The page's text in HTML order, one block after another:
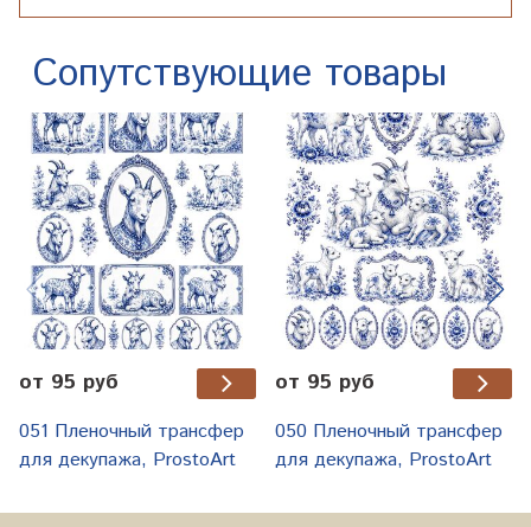
Сопутствующие товары
от 95 руб
051 Пленочный трансфер
для декупажа, ProstoArt
от 95 руб
050 Пленочный трансфер
для декупажа, ProstoArt